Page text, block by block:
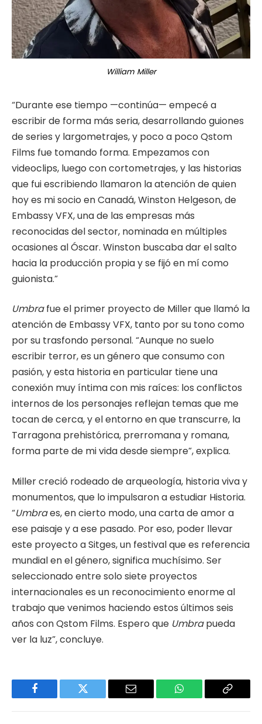
William Miller
“Durante ese tiempo —continúa— empecé a
escribir de forma más seria, desarrollando guiones
de series y largometrajes, y poco a poco Qstom
Films fue tomando forma. Empezamos con
videoclips, luego con cortometrajes, y las historias
que fui escribiendo llamaron la atención de quien
hoy es mi socio en Canadá, Winston Helgeson, de
Embassy VFX, una de las empresas más
reconocidas del sector, nominada en múltiples
ocasiones al Óscar. Winston buscaba dar el salto
hacia la producción propia y se fijó en mí como
guionista.”
Umbrafue el primer proyecto de Miller que llamó la
atención de Embassy VFX, tanto por su tono como
por su trasfondo personal. “Aunque no suelo
escribir terror, es un género que consumo con
pasión, y esta historia en particular tiene una
conexión muy íntima con mis raíces: los conflictos
internos de los personajes reflejan temas que me
tocan de cerca, y el entorno en que transcurre, la
Tarragona prehistórica, prerromana y romana,
forma parte de mi vida desde siempre”, explica.
Miller creció rodeado de arqueología, historia viva y
monumentos, que lo impulsaron a estudiar Historia.
“Umbraes, en cierto modo, una carta de amor a
ese paisaje y a ese pasado. Por eso, poder llevar
este proyecto a Sitges, un festival que es referencia
mundial en el género, significa muchísimo. Ser
seleccionado entre solo siete proyectos
internacionales es un reconocimiento enorme al
trabajo que venimos haciendo estos últimos seis
años con Qstom Films. Espero que Umbrapueda
ver la luz”, concluye.
Facebook Twitter Email WhatsApp Copy